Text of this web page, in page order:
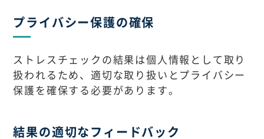
プライバシー保護の確保
ストレスチェックの結果は個人情報として取り
扱われるため、適切な取り扱いとプライバシー
保護を確保する必要があります。
結果の適切なフィードバック